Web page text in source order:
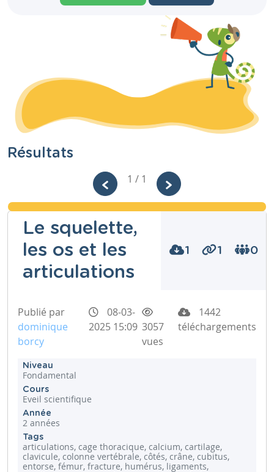
Résultats
1 / 1
Le squelette,
les os et les
articulations
1 1 0
Publié par
dominique
borcy
08-03-
2025 15:09 3057
vues
1442
téléchargements
Niveau
Fondamental
Cours
Eveil scientifique
Année
2 années
Tags
articulations, cage thoracique, calcium, cartilage,
clavicule, colonne vertébrale, côtés, crâne, cubitus,
entorse, fémur, fracture, humérus, ligaments,